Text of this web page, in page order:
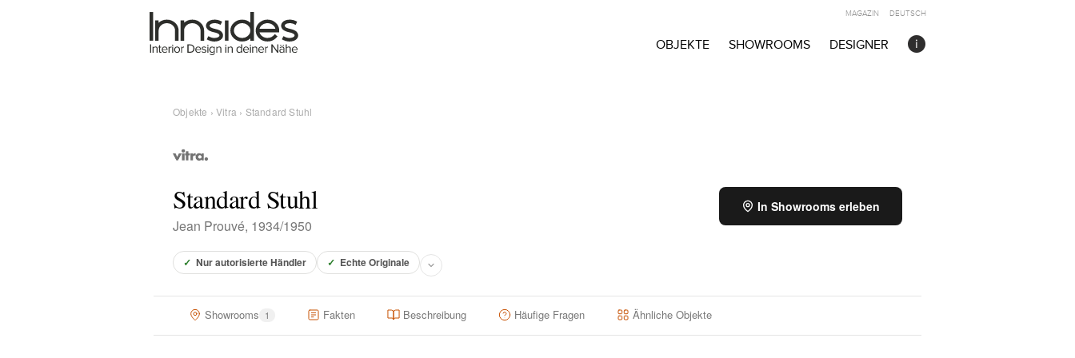
OBJEKTE SHOWROOMS DESIGNER
MAGAZIN DEUTSCH
Objekte ›Vitra › Standard Stuhl
Standard Stuhl
Jean Prouvé, 1934/1950
In Showrooms erleben
✓ Nur autorisierte Händler ✓ Echte Originale
Showrooms 1 Fakten Beschreibung Häufige Fragen Ähnliche Objekte